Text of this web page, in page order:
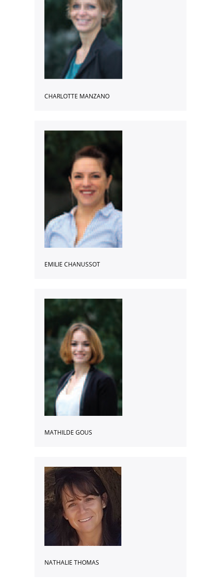
Formations modulaires
Formations diplômantes en alternance
Après le BTS ou un autre Bac + 2
FCIL Bac+3 commercialisation des vins et spiritueux en Asie
Licence oenotourisme
Licence professionnelle Mention Métiers de la santé : Management des
Fonctionnement du CDI et recherche de document
On parle des lycéens dans les médias
Maison des lycéens
Internat
L’association des parents d’élèves
Partenariats
Nos projets à l’international
Entreprise
Taxe d’apprentissage
CHARLOTTE MANZANO
EMILIE CHANUSSOT
MATHILDE GOUS
NATHALIE THOMAS